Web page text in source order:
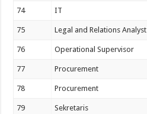
74 IT
75 Legal and Relations Analyst
76 Operational Supervisor
77 Procurement
78 Procurement
79 Sekretaris